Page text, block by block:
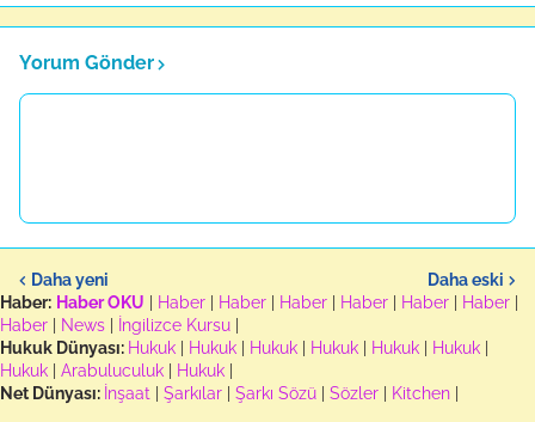
Yorum Gönder
Daha yeni
Daha eski
Haber: Haber OKU Haber Haber Haber Haber Haber Haber
Haber
News İngilizce Kursu
Hukuk Dünyası: Hukuk Hukuk Hukuk Hukuk Hukuk Hukuk
Hukuk
Arabuluculuk Hukuk
Net Dünyası: İnşaat Şarkılar Şarkı Sözü Sözler Kitchen